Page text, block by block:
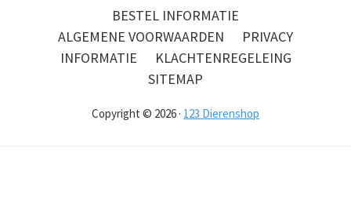
BESTEL INFORMATIE
ALGEMENE VOORWAARDEN
PRIVACY
INFORMATIE
KLACHTENREGELEING
SITEMAP
Copyright © 2026 · 123 Dierenshop